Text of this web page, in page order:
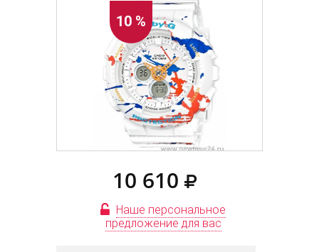
10 %
10 610
Наше персональное
предложение для вас